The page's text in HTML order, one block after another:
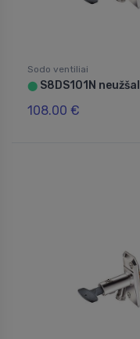
Sodo ventiliai
⬤ S8DS101N
108.00 €